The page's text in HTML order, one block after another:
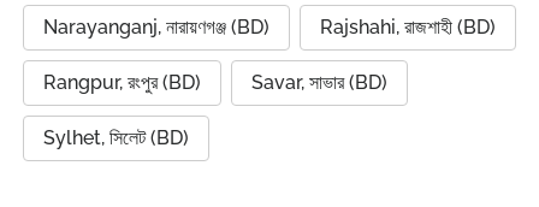
Narayanganj, নারায়ণগঞ্জ (BD) Rajshahi, রাজশাহী (BD)
Rangpur, রংপুর (BD) Savar, সাভার (BD)
Sylhet, সিলেট (BD)